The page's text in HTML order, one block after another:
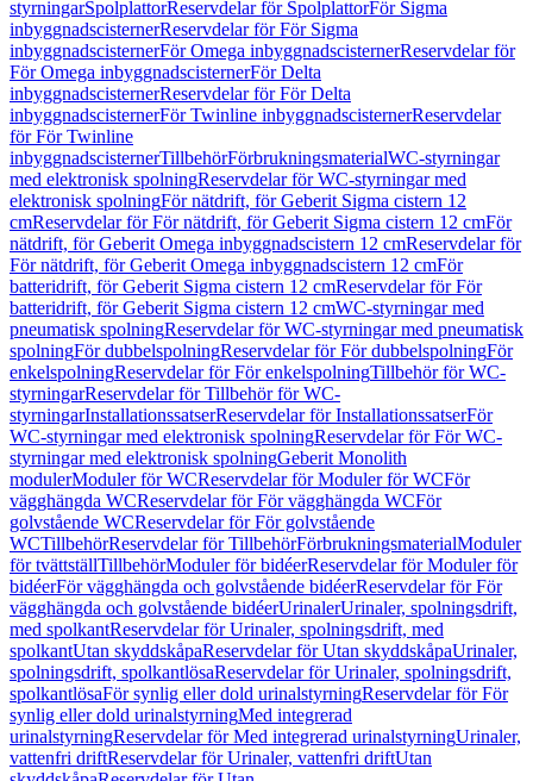
styrningarSpolplattorReservdelar för SpolplattorFör Sigma
inbyggnadscisternerReservdelar för För Sigma
inbyggnadscisternerFör Omega inbyggnadscisternerReservdelar för
För Omega inbyggnadscisternerFör Delta
inbyggnadscisternerReservdelar för För Delta
inbyggnadscisternerFör Twinline inbyggnadscisternerReservdelar
för För Twinline
inbyggnadscisternerTillbehörFörbrukningsmaterialWC-styrningar
med elektronisk spolningReservdelar för WC-styrningar med
elektronisk spolningFör nätdrift, för Geberit Sigma cistern 12
cmReservdelar för För nätdrift, för Geberit Sigma cistern 12 cmFör
nätdrift, för Geberit Omega inbyggnadscistern 12 cmReservdelar för
För nätdrift, för Geberit Omega inbyggnadscistern 12 cmFör
batteridrift, för Geberit Sigma cistern 12 cmReservdelar för För
batteridrift, för Geberit Sigma cistern 12 cmWC-styrningar med
pneumatisk spolningReservdelar för WC-styrningar med pneumatisk
spolningFör dubbelspolningReservdelar för För dubbelspolningFör
enkelspolningReservdelar för För enkelspolningTillbehör för WC-
styrningarReservdelar för Tillbehör för WC-
styrningarInstallationssatserReservdelar för InstallationssatserFör
WC-styrningar med elektronisk spolningReservdelar för För WC-
styrningar med elektronisk spolningGeberit Monolith
modulerModuler för WCReservdelar för Moduler för WCFör
vägghängda WCReservdelar för För vägghängda WCFör
golvstående WCReservdelar för För golvstående
WCTillbehörReservdelar för TillbehörFörbrukningsmaterialModuler
för tvättställTillbehörModuler för bidéerReservdelar för Moduler för
bidéerFör vägghängda och golvstående bidéerReservdelar för För
vägghängda och golvstående bidéerUrinalerUrinaler, spolningsdrift,
med spolkantReservdelar för Urinaler, spolningsdrift, med
spolkantUtan skyddskåpaReservdelar för Utan skyddskåpaUrinaler,
spolningsdrift, spolkantlösaReservdelar för Urinaler, spolningsdrift,
spolkantlösaFör synlig eller dold urinalstyrningReservdelar för För
synlig eller dold urinalstyrningMed integrerad
urinalstyrningReservdelar för Med integrerad urinalstyrningUrinaler,
vattenfri driftReservdelar för Urinaler, vattenfri driftUtan